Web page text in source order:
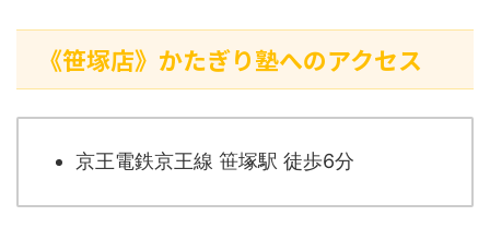
《笹塚店》かたぎり塾へのアクセス
京王電鉄京王線 笹塚駅 徒歩6分